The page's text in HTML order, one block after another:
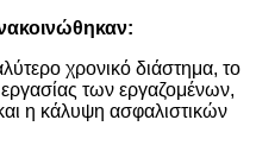
χρονικό διάστημα, το
των εργαζομένων,
η κάλυψη ασφαλιστικών